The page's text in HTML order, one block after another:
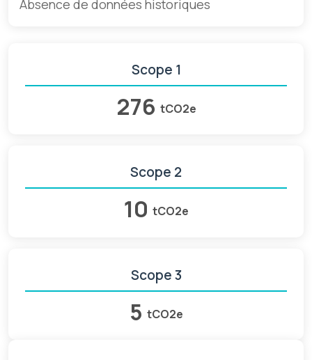
Absence de données historiques
Scope 1
276 tCO2e
Scope 2
10 tCO2e
Scope 3
5 tCO2e